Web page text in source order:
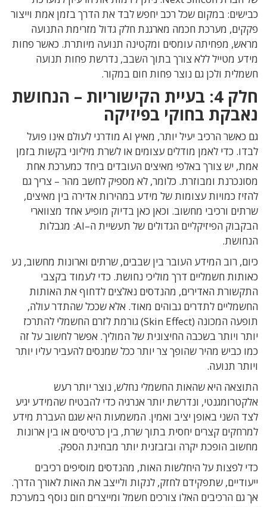
כבישים: במקום שכל רכב יחפש לבד את הדרך בזמן אמת וייצור
פקקים, מערכת חכמה מארגנת חלק גדול מזרימת התנועה
מראש, מפחיתה עומסים ומקטינה תנועה מיותרת. כאשר פחות
מידע מטייל ללא צורך בתוך השבב, נדרשת פחות תנועה
חשמלית ולכן גם נוצר פחות חום במקור.
חלק 4: בעיית הקישוריות – הנחושת
נאבקת בחוקי בפיזיקה
גם כאשר הרכיב יעיל יותר, מאיץ AI מודרני לעולם אינו פועל
לבדו. כדי לאמן מודלים עצומים או לשרת מיליוני בקשות בזמן
אמת, יש צורך באלפי מאיצים העובדים ביחד כמערכת אחת
מסונכרנת ומבוזרת. כלומר, לא מספיק לחשב מהר – צריך גם
להזיז כמויות עצומות של מידע במהירות אדירה בין מאיצים,
שרתים ורכיבי מחשוב. וכאן כאן בדיוק מופיע אחד מצווארי
הבקבוק הפיזיקליים הגדולים של תעשיית ה–
AI:
מגבלות
הנחושת.
כיום, רוב המידע העובר בין שבבים, שרתים וארונות מחשוב, נע
כאותות חשמליים דרך מוליכי נחושת. כדי לעמוד בקצבי
התקשורת האדירים, מהנדסים נאלצים לדחוף את האותות
החשמליים לתדרים גבוהים מאוד. אלא שככל שהתדר עולה,
תופעה המכונה (Skin Effect)
גורמת לזרם החשמלי להתרכז
יותר ויותר בשכבה החיצונית של המוליך. אפשר לחשוב על זה
כמו כביש מהיר שהופך צר יותר ככל שמנסים להעביר עליו יותר
ויותר תנועה.
התוצאה היא שהאות החשמלי נחלש, נוצר יותר רעש
אלקטרומגנטי, ונדרשת יותר אנרגיה כדי להבטיח שהמידע יגיע
לצד השני באופן יציב ואמין. המשמעות היא שגם העברת מידע
למרחקים קצרים יחסית בתוך שרת, בין כרטיסים או בין ארונות
מחשוב הופכת יקרה ובזבזנית יותר מבחינת הספק.
כדי לפצות על היחלשות האות, מהנדסים מוסיפים רכיבים
ייעודיים, שתפקידם לחזק, לנקות ולייצב את האות לאורך הדרך.
אך גם הרכיבים האלו צורכים חשמל ומייצרים חום נוסף במערכת